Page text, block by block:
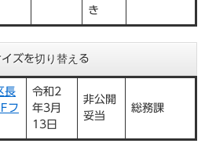
き
ズを切り替える
長
フ
令和2
年3月
13日
非公開
妥当
総務課